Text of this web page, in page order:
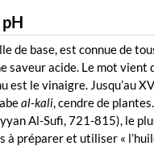
de base, est connue de
saveur acide. Le mot vient
est le vinaigre. Jusqu’au
al-kali, cendre de
Al-Sufi, 721-815), le
à préparer et utiliser «